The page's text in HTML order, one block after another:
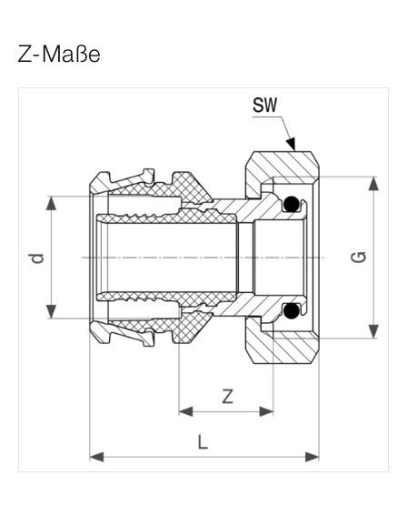
Z-Maße